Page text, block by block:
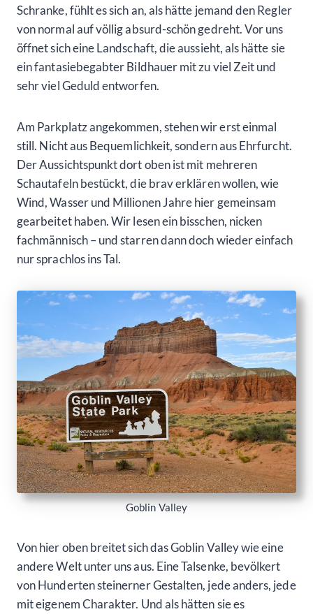
Schranke, fühlt es sich an, als hätte jemand den Regler
von normal auf völlig absurd-schön gedreht. Vor uns
öffnet sich eine Landschaft, die aussieht, als hätte sie
ein fantasiebegabter Bildhauer mit zu viel Zeit und
sehr viel Geduld entworfen.
Am Parkplatz angekommen, stehen wir erst einmal
still. Nicht aus Bequemlichkeit, sondern aus Ehrfurcht.
Der Aussichtspunkt dort oben ist mit mehreren
Schautafeln bestückt, die brav erklären wollen, wie
Wind, Wasser und Millionen Jahre hier gemeinsam
gearbeitet haben. Wir lesen ein bisschen, nicken
fachmännisch – und starren dann doch wieder einfach
nur sprachlos ins Tal.
Goblin Valley
Von hier oben breitet sich das Goblin Valley wie eine
andere Welt unter uns aus. Eine Talsenke, bevölkert
von Hunderten steinerner Gestalten, jede anders, jede
mit eigenem Charakter. Und als hätten sie es